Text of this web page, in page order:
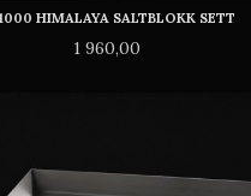
HIMALAYA SALTBLOKK SETT
Pris
1 960,00